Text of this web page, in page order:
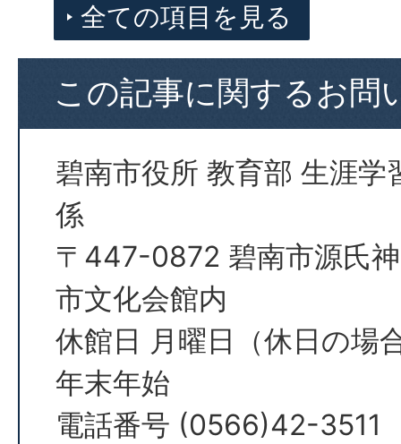
全ての項目を見る
この記事に関するお問
碧南市役所 教育部 生涯学
係
〒447-0872 碧南市源氏
市文化会館内
休館日 月曜日（休日の場
年末年始
電話番号 (0566)42-3511